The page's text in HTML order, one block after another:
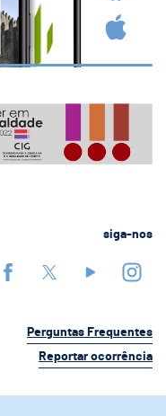
siga-nos
Perguntas Frequentes
Reportar ocorrência